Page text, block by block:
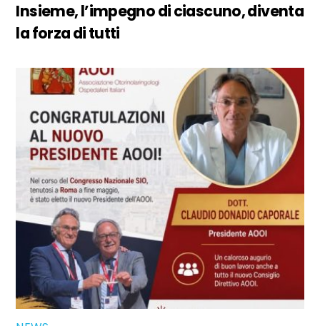
Insieme, l’impegno di ciascuno, diventa
la forza di tutti